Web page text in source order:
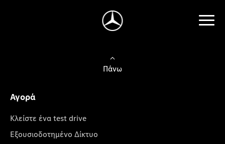
Πάνω
Αγορά
Κλείστε ένα test drive
Εξουσιοδοτημένο Δίκτυο